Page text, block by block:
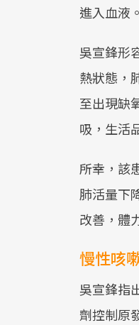
進入血液。
吳宣鋒形
熱狀態，
至出現缺
吸，生活
所幸，該
肺活量下
改善，體
慢性咳
吳宣鋒指
劑控制原